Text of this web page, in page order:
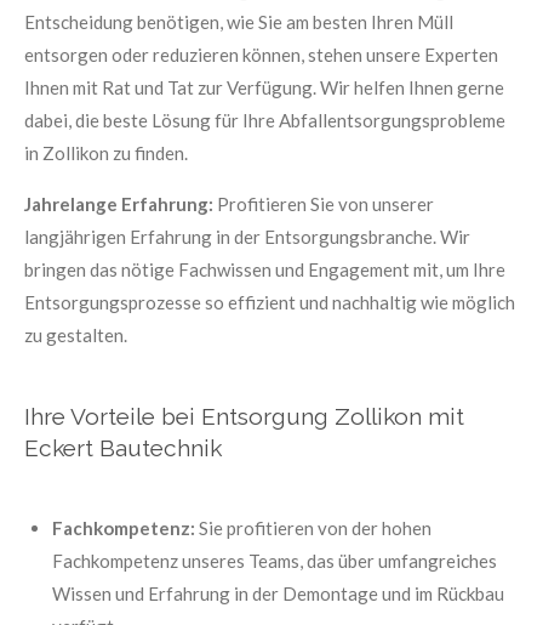
Entscheidung benötigen, wie Sie am besten Ihren Müll
entsorgen oder reduzieren können, stehen unsere Experten
Ihnen mit Rat und Tat zur Verfügung. Wir helfen Ihnen gerne
dabei, die beste Lösung für Ihre Abfallentsorgungsprobleme
in Zollikon zu finden.
Jahrelange Erfahrung: Profitieren Sie von unserer
langjährigen Erfahrung in der Entsorgungsbranche. Wir
bringen das nötige Fachwissen und Engagement mit, um Ihre
Entsorgungsprozesse so effizient und nachhaltig wie möglich
zu gestalten.
Ihre Vorteile bei Entsorgung Zollikon mit
Eckert Bautechnik
Fachkompetenz: Sie profitieren von der hohen
Fachkompetenz unseres Teams, das über umfangreiches
Wissen und Erfahrung in der Demontage und im Rückbau